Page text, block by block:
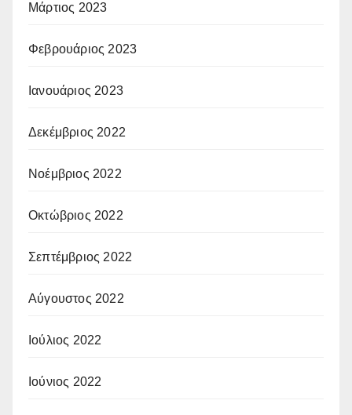
Μάρτιος 2023
Φεβρουάριος 2023
Ιανουάριος 2023
Δεκέμβριος 2022
Νοέμβριος 2022
Οκτώβριος 2022
Σεπτέμβριος 2022
Αύγουστος 2022
Ιούλιος 2022
Ιούνιος 2022